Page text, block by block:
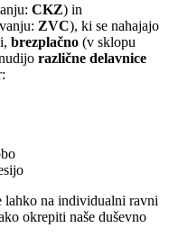
CKZ) in
ZVC), ki se nahajajo
brezplačno (v sklopu
različne delavnice
lahko na individualni ravni
okrepiti naše duševno